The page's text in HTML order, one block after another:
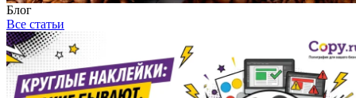
Блог
Все статьи